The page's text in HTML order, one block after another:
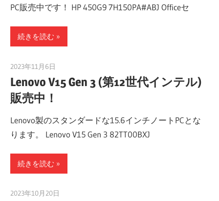
PC販売中です！ HP 450G9 7H150PA#ABJ Officeセ
続きを読む
2023年11月6日
Lenovo V15 Gen 3 (第12世代インテル)
販売中！
Lenovo製のスタンダードな15.6インチノートPCとな
ります。 Lenovo V15 Gen 3 82TT00BXJ
続きを読む
2023年10月20日